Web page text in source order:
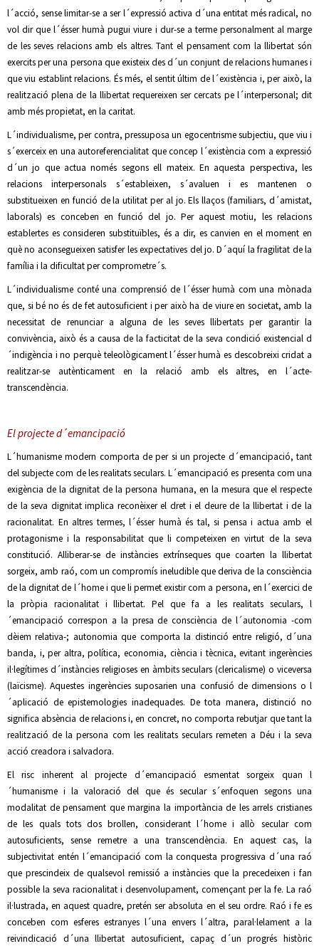
l´acció, sense limitar-se a ser l´expressió activa d´una entitat més radical, no
vol dir que l´ésser humà pugui viure i dur-se a terme personalment al marge
de les seves relacions amb els altres. Tant el pensament com la llibertat són
exercits per una persona que existeix des d´un conjunt de relacions humanes i
que viu establint relacions. És més, el sentit últim de l´existència i, per això, la
realització plena de la llibertat requereixen ser cercats pe l´interpersonal; dit
amb més propietat, en la caritat.
L´individualisme, per contra, pressuposa un egocentrisme subjectiu, que viu i
s´exerceix en una autoreferencialitat que concep l´existència com a expressió
d´un jo que actua només segons ell mateix. En aquesta perspectiva, les
relacions interpersonals s´estableixen, s´avaluen i es mantenen o
substitueixen en funció de la utilitat per al jo. Els llaços (familiars, d´amistat,
laborals) es conceben en funció del jo. Per aquest motiu, les relacions
establertes es consideren substituïbles, és a dir, es canvien en el moment en
què no aconsegueixen satisfer les expectatives del jo. D´aquí la fragilitat de la
família i la dificultat per comprometre´s.
L´individualisme conté una comprensió de l´ésser humà com una mònada
que, si bé no és de fet autosuficient i per això ha de viure en societat, amb la
necessitat de renunciar a alguna de les seves llibertats per garantir la
convivència, això és a causa de la facticitat de la seva condició existencial d
´indigència i no perquè teleològicament l´ésser humà es descobreixi cridat a
realitzar-se autènticament en la relació amb els altres, en l´acte-
transcendència.
El projecte d´emancipació
L´humanisme modern comporta de per si un projecte d´emancipació, tant
del subjecte com de les realitats seculars. L´emancipació es presenta com una
exigència de la dignitat de la persona humana, en la mesura que el respecte
de la seva dignitat implica reconèixer el dret i el deure de la llibertat i de la
racionalitat. En altres termes, l´ésser humà és tal, si pensa i actua amb el
protagonisme i la responsabilitat que li competeixen en virtut de la seva
constitució. Alliberar-se de instàncies extrínseques que coarten la llibertat
sorgeix, amb raó, com un compromís ineludible que deriva de la consciència
de la dignitat de l´home i que li permet existir com a persona, en l´exercici de
la pròpia racionalitat i llibertat. Pel que fa a les realitats seculars, l
´emancipació correspon a la presa de consciència de l´autonomia -com
dèiem relativa-; autonomia que comporta la distinció entre religió, d´una
banda, i, per altra, política, economia, ciència i tècnica, evitant ingerències
il·legítimes d´instàncies religioses en àmbits seculars (clericalisme) o viceversa
(laïcisme). Aquestes ingerències suposarien una confusió de dimensions o l
´aplicació de epistemologies inadequades. De tota manera, distinció no
significa absència de relacions i, en concret, no comporta rebutjar que tant la
realització de la persona com les realitats seculars remeten a Déu i la seva
acció creadora i salvadora.
El risc inherent al projecte d´emancipació esmentat sorgeix quan l
´humanisme i la valoració del que és secular s´enfoquen segons una
modalitat de pensament que margina la importància de les arrels cristianes
de les quals tots dos brollen, considerant l´home i allò secular com
autosuficients, sense remetre a una transcendència. En aquest cas, la
subjectivitat entén l´emancipació com la conquesta progressiva d´una raó
que prescindeix de qualsevol remissió a instàncies que la precedeixen i fan
possible la seva racionalitat i desenvolupament, començant per la fe. La raó
il·lustrada, en aquest quadre, pretén ser absoluta en el seu ordre. Raó i fe es
conceben com esferes estranyes l´una envers l´altra, paral·lelament a la
reivindicació d´una llibertat autosuficient, capaç d´un progrés històric